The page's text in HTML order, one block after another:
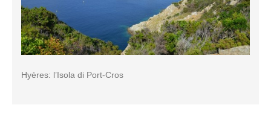
Hyères: l’Isola di Port-Cros